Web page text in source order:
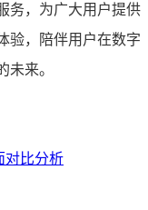
务，为广大用户提供
验，陪伴用户在数字
未来。
对比分析